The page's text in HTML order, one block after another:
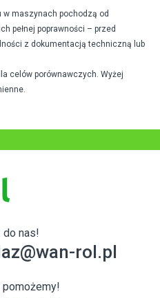
maszynach pochodzą od
pełnej poprawności – przed
z dokumentacją techniczną lub
celów porównawczych. Wyżej
do nas!
rol.pl
pomożemy!